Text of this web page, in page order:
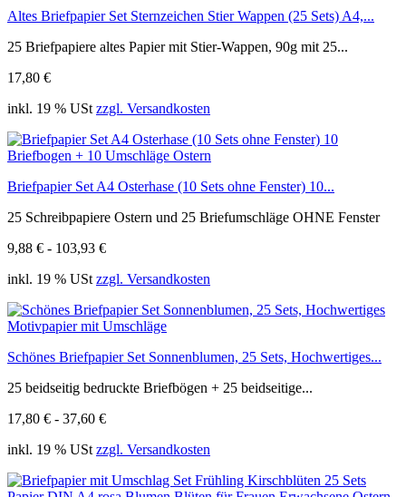
Altes Briefpapier Set Sternzeichen Stier Wappen (25 Sets) A4,...
25 Briefpapiere altes Papier mit Stier-Wappen, 90g mit 25...
17,80 €
inkl. 19 % USt zzgl. Versandkosten
Briefpapier Set A4 Osterhase (10 Sets ohne Fenster) 10...
25 Schreibpapiere Ostern und 25 Briefumschläge OHNE Fenster
9,88 € - 103,93 €
inkl. 19 % USt zzgl. Versandkosten
Schönes Briefpapier Set Sonnenblumen, 25 Sets, Hochwertiges...
25 beidseitig bedruckte Briefbögen + 25 beidseitige...
17,80 € - 37,60 €
inkl. 19 % USt zzgl. Versandkosten